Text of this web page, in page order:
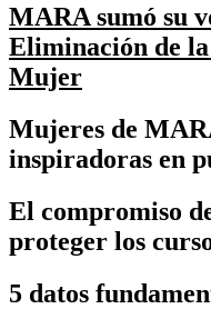
MARA sumó su
Eliminación de
Mujer
Mujeres de
inspiradoras en
El compromiso
proteger los
5 datos